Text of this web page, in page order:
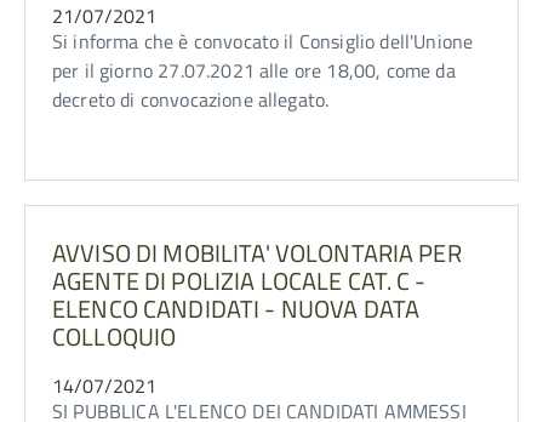
21/07/2021
Si informa che è convocato il Consiglio dell'Unione
per il giorno 27.07.2021 alle ore 18,00, come da
decreto di convocazione allegato.
AVVISO DI MOBILITA' VOLONTARIA PER
AGENTE DI POLIZIA LOCALE CAT. C -
ELENCO CANDIDATI - NUOVA DATA
COLLOQUIO
14/07/2021
SI PUBBLICA L'ELENCO DEI CANDIDATI AMMESSI